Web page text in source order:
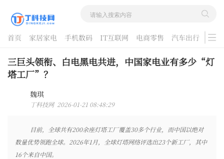
首页 家居家电 手机数码 IT互联网 电商零售 汽车出行
游戏
酷品评测
三巨头领衔、白电黑电共进，中国家电业有多少“灯
塔工厂”？
魏琪
丁科技网 2026-01-21 08:48:29
目前，全球共有200余座灯塔工厂覆盖30多个行业，而中国以绝对
数量优势领跑全球。2026年1月，全球灯塔网络评选出23个新工厂，其中
16个来自中国。